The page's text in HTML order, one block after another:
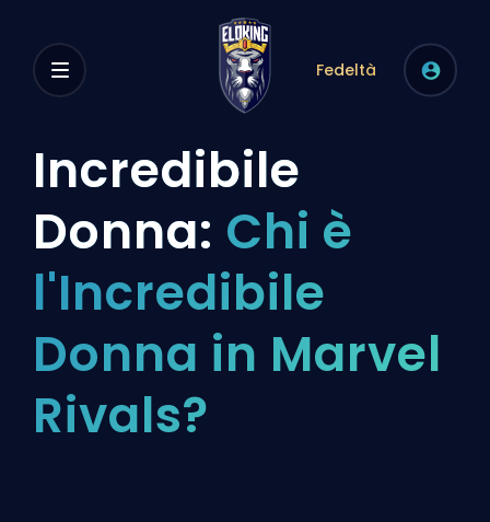
Fedeltà
Incredibile
Donna: Chi è
l'Incredibile
Donna in Marvel
Rivals?